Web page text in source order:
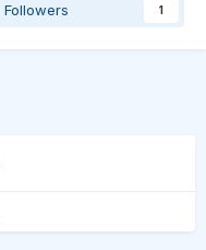
Followers 1